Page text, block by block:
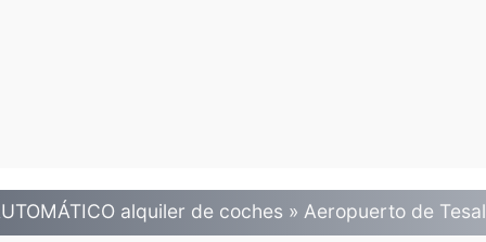
alquiler de coches » Aeropuerto de